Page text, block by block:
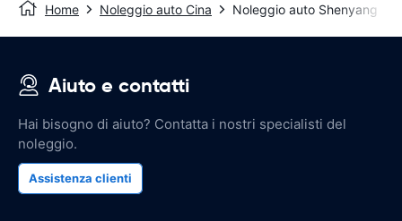
Home Noleggio auto Cina Noleggio auto Shenyang
Aiuto e contatti
Hai bisogno di aiuto? Contatta i nostri specialisti del
noleggio.
Assistenza clienti